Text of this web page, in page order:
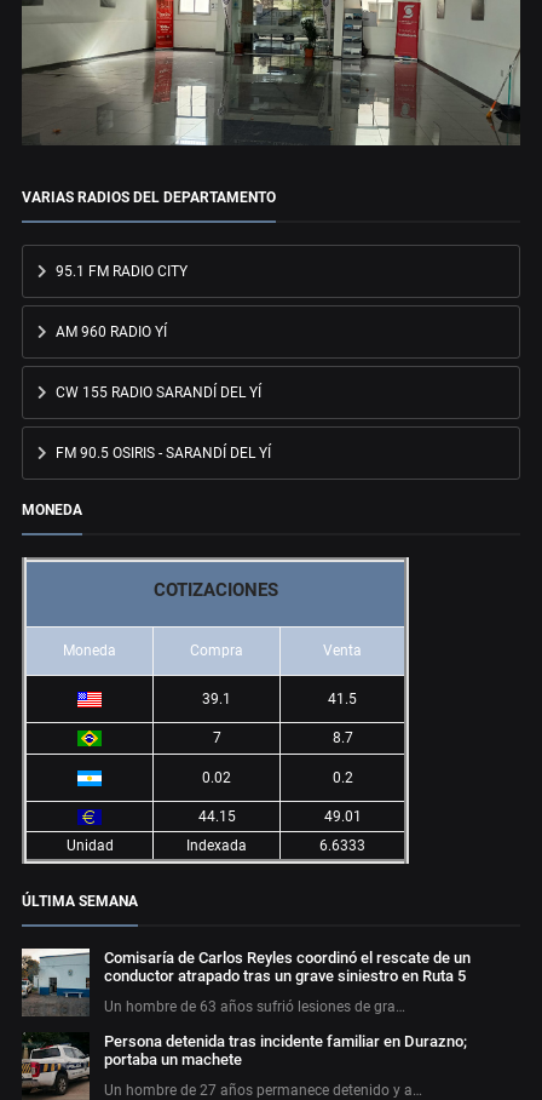
VARIAS RADIOS DEL DEPARTAMENTO
95.1 FM RADIO CITY
AM 960 RADIO YÍ
CW 155 RADIO SARANDÍ DEL YÍ
FM 90.5 OSIRIS - SARANDÍ DEL YÍ
MONEDA
COTIZACIONES
Moneda Compra Venta
39.1 41.5
7 8.7
0.02 0.2
44.15
49.01
Unidad
Indexada 6.6333
ÚLTIMA SEMANA
Comisaría de Carlos Reyles coordinó el rescate de un
conductor atrapado tras un grave siniestro en Ruta 5
Un hombre de 63 años sufrió lesiones de gra…
Persona detenida tras incidente familiar en Durazno;
portaba un machete
Un hombre de 27 años permanece detenido y a…